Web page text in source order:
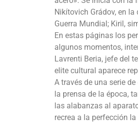
Nikítovich Grádov, en
Guerra Mundial; Kiril,
En estas páginas los
algunos momentos,
Lavrenti Beria, jefe del
elite cultural aparece
A través de una serie
la prensa de la época,
las alabanzas al
recrea a la perfección